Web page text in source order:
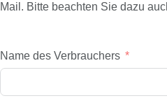
Mail. Bitte beachten Sie dazu
Name des Verbrauchers